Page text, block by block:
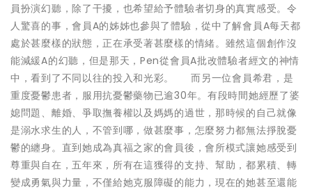
員扮演幻聽，除了干擾，也希望給予體驗者切身的真實感受。令
人驚喜的事，會員A的姊姊也參與了體驗，從中了解會員A每天都
處於甚麼樣的狀態，正在承受著甚麼樣的情緒。雖然這個創作沒
能減緩A的幻聽，但是那天，Pen從會員A批改體驗者經文的神情
中，看到了不同以往的投入和光彩。 而另一位會員希君，是
重度憂鬱患者，服用抗憂鬱藥物已逾30年。有段時間她經歷了婆
媳問題、離婚、爭取撫養權以及媽媽的過世，那時候的自己就像
是溺水求生的人，不管到哪，做甚麼事，怎麼努力都無法掙脫憂
鬱的纏身。直到她成為真福之家的會員後，會所模式讓她感受到
尊重與自在，五年來，所有在這獲得的支持、幫助，都累積、轉
變成勇氣與力量，不僅給她克服障礙的能力，現在的她甚至還能